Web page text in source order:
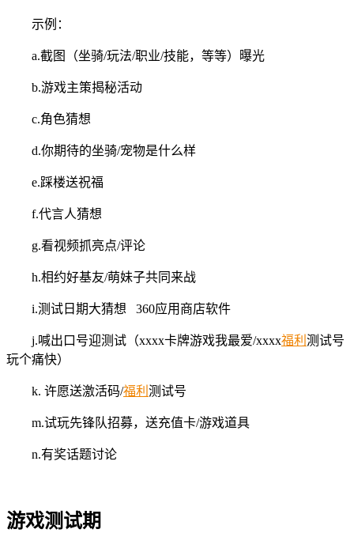
示例：
a.截图（坐骑/玩法/职业/技能，等等）曝光
b.游戏主策揭秘活动
c.角色猜想
d.你期待的坐骑/宠物是什么样
e.踩楼送祝福
f.代言人猜想
g.看视频抓亮点/评论
h.相约好基友/萌妹子共同来战
i.测试日期大猜想 360应用商店软件
j.喊出口号迎测试（xxxx卡牌游戏我最爱/xxxx福利 测试号
玩个痛快）
k. 许愿送激活码/福利 测试号
m.试玩先锋队招募，送充值卡/游戏道具
n.有奖话题讨论
游戏测试期